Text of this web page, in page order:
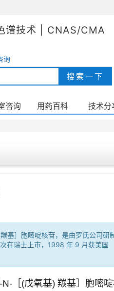
谱技术 | CNAS/CMA
询
咨询 用药百科 技术分
基］胞嘧啶核苷，是由罗氏公司研
在瑞士上市，1998 年 9 月获美国